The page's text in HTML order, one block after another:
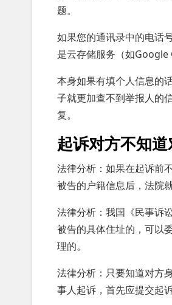
题。
如果您的通讯录中的电话
是云存储服务（如Google
本身如果有填个人信息的
子就更加查不到举报人的
复。
起诉对方不知
法律分析：如果在起诉前
被告的户籍信息后，法院
法律分析：我国《民事诉
被告的具体住址的，可以
理的。
法律分析：只要知道对方
事人起诉，首先应提交起